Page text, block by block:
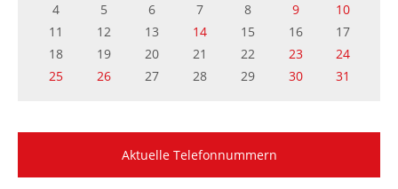
4
5 6 7 8 9
10
11
12 13 14 15 16
17
18
19 20 21 22 23
24
25
26 27 28 29 30 31
Aktuelle Telefonnummern